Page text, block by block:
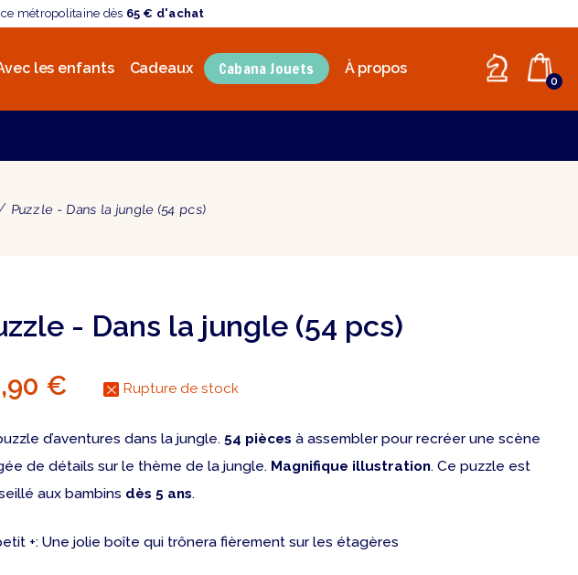
métropolitaine dès 65 € d'achat
les enfants Cadeaux Cabana Jouets À propos
0
Puzzle - Dans la jungle (54 pcs)
- Dans la jungle (54 pcs)
€ Rupture de stock
d’aventures dans la jungle. 54 pièces à assembler pour recréer une scène
de détails sur le thème de la jungle. Magnifique illustration. Ce puzzle est
aux bambins dès 5 ans.
+: Une jolie boîte qui trônera fièrement sur les étagères